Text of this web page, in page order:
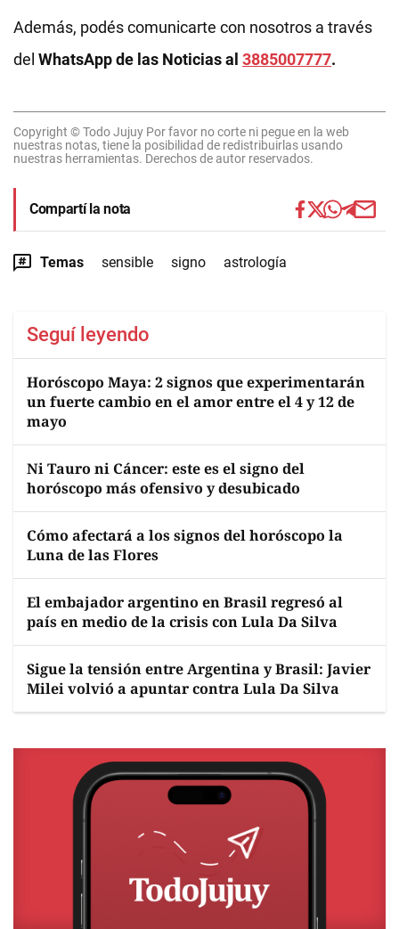
Además, podés comunicarte con nosotros a través
del WhatsApp de las Noticias al 3885007777.
Copyright © Todo Jujuy Por favor no corte ni pegue en la web
nuestras notas, tiene la posibilidad de redistribuirlas usando
nuestras herramientas. Derechos de autor reservados.
Compartí la nota
Temas sensible signo astrología
Seguí leyendo
Horóscopo Maya: 2 signos que experimentarán
un fuerte cambio en el amor entre el 4 y 12 de
mayo
Ni Tauro ni Cáncer: este es el signo del
horóscopo más ofensivo y desubicado
Cómo afectará a los signos del horóscopo la
Luna de las Flores
El embajador argentino en Brasil regresó al
país en medio de la crisis con Lula Da Silva
Sigue la tensión entre Argentina y Brasil: Javier
Milei volvió a apuntar contra Lula Da Silva